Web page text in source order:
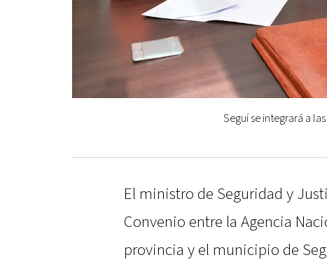
Seguí se integrará a
El ministro de Seguridad y
Convenio entre la Agencia
provincia y el municipio de